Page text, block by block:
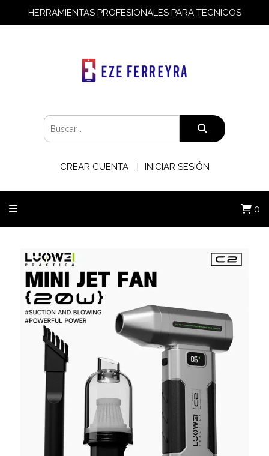
HERRAMIENTAS PROFESIONALES PARA TECNICOS
CREAR CUENTA INICIAR SESIÓN
0